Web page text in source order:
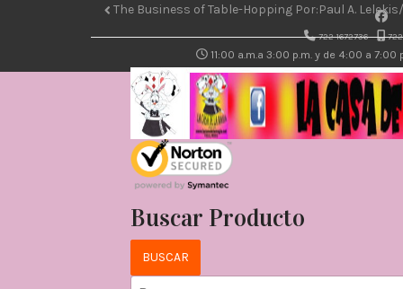
722-1672736
11:00 a.m.a 3:00 p.m. y de 4:00 a 7:00
Buscar Producto
The Business of Table-Hopping Por:Paul A. Lelekis/